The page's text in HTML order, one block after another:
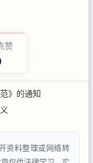
赞
》的通知
资料整理或网络转